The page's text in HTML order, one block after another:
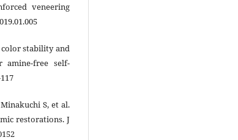
veneering
color stability and
free self-
S, et al.
restorations. J